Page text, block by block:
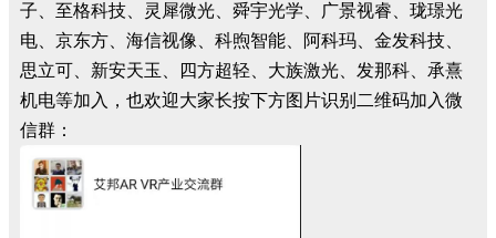
子、至格科技、灵犀微光、舜宇光学、广景视睿、珑璟光
电、京东方、海信视像、科煦智能、阿科玛、金发科技、
思立可、新安天玉、四方超轻、大族激光、发那科、承熹
机电等加入，也欢迎大家长按下方图片识别二维码加入微
信群：